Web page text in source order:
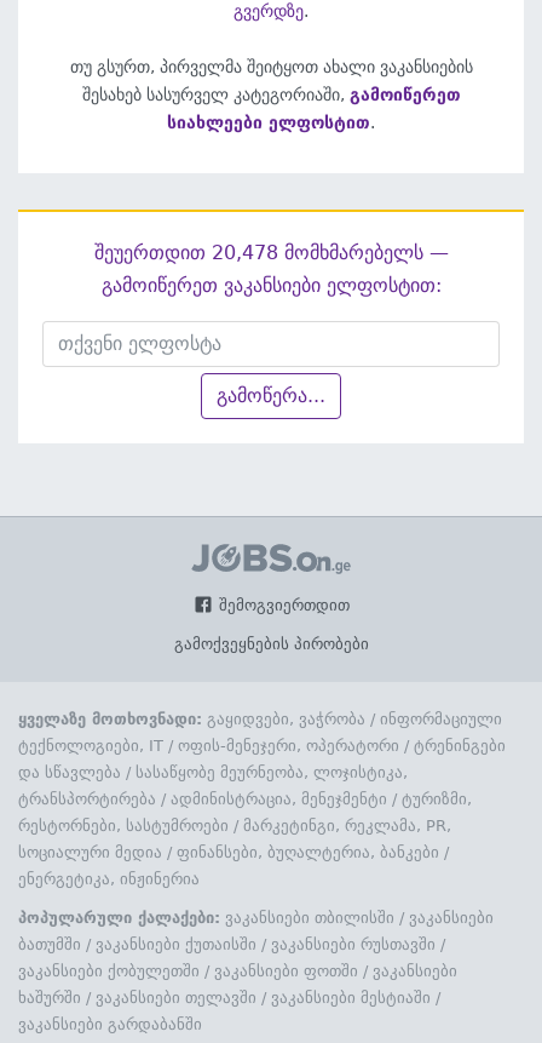
გვერდზე.
თუ გსურთ, პირველმა შეიტყოთ ახალი ვაკანსიების
შესახებ სასურველ კატეგორიაში, გამოიწერეთ
სიახლეები ელფოსტით.
შეუერთდით 20,478 მომხმარებელს —
გამოიწერეთ ვაკანსიები ელფოსტით:
გამოწერა...
შემოგვიერთდით
გამოქვეყნების პირობები
ყველაზე მოთხოვნადი: გაყიდვები, ვაჭრობა / ინფორმაციული
ტექნოლოგიები, IT / ოფის-მენეჯერი, ოპერატორი / ტრენინგები
და სწავლება / სასაწყობე მეურნეობა, ლოჯისტიკა,
ტრანსპორტირება / ადმინისტრაცია, მენეჯმენტი / ტურიზმი,
რესტორნები, სასტუმროები / მარკეტინგი, რეკლამა, PR,
სოციალური მედია / ფინანსები, ბუღალტერია, ბანკები /
ენერგეტიკა, ინჟინერია
პოპულარული ქალაქები: ვაკანსიები თბილისში / ვაკანსიები
ბათუმში / ვაკანსიები ქუთაისში / ვაკანსიები რუსთავში /
ვაკანსიები ქობულეთში / ვაკანსიები ფოთში / ვაკანსიები
ხაშურში / ვაკანსიები თელავში / ვაკანსიები მესტიაში /
ვაკანსიები გარდაბანში